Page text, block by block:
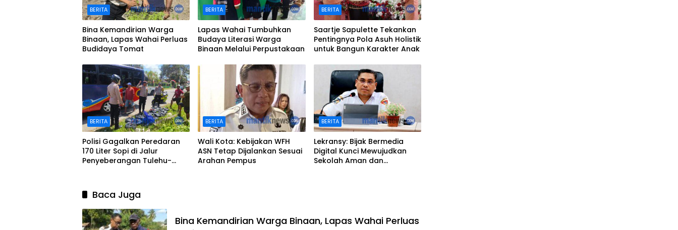
BERITA
Bina Kemandirian Warga
Binaan, Lapas Wahai Perluas
Budidaya Tomat
BERITA
Lapas Wahai Tumbuhkan
Budaya Literasi Warga
Binaan Melalui Perpustakaan
BERITA
Saartje Sapulette Tekankan
Pentingnya Pola Asuh Holistik
untuk Bangun Karakter Anak
BERITA
Polisi Gagalkan Peredaran
170 Liter Sopi di Jalur
Penyeberangan Tulehu-
BERITA
Wali Kota: Kebijakan WFH
ASN Tetap Dijalankan Sesuai
Arahan Pempus
BERITA
Lekransy: Bijak Bermedia
Digital Kunci Mewujudkan
Sekolah Aman dan
Baca Juga
Bina Kemandirian Warga Binaan, Lapas Wahai Perluas